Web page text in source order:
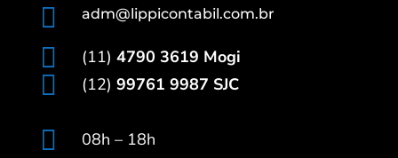
 adm@lippicontabil.com.br
 (11) 4790 3619 Mogi
 (12) 99761 9987 SJC

08h – 18h